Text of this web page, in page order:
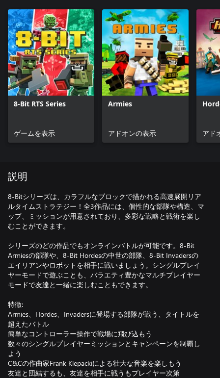
8-Bit RTS Series
ゲームを表示
Armies
アドオンの表示 アド
説明
8-Bitシリーズは、カラフルなブロックで描かれる高速展開リア
ルタイムストラテジー！全3作品には、個性的な部隊や構造、マ
ップ、ミッションが用意されており、多彩な戦略と戦術を楽し
むことができます。
シリーズのどの作品でもオンラインバトルが可能です。8-Bit
Armiesの部隊や、8-Bit Hordesの中世の部隊、8-Bit Invadersの
エイリアンやロボットを相手に戦いましょう。シングルプレイ
ヤーモードで遊ぶことも、バラエティ豊かなマルチプレイヤー
モードで友達と一緒に楽しむこともできます。
特徴:
Armies、Hordes、Invadersに登場する部隊が戦う、タイトルを
超えたバトル
簡単なコントローラー操作で戦場に飛び込もう
数々のシングルプレイヤーミッションとキャンペーンを制覇し
よう
C&Cの作曲家Frank Klepackiによる壮大な音楽を楽しもう
友達と団結するも、友達を相手に戦うもプレイヤー次第